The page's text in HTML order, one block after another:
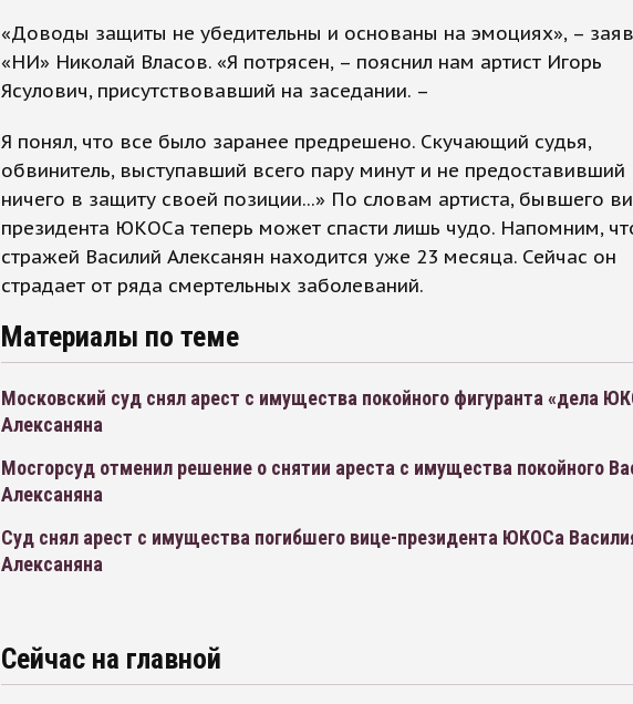
«Доводы защиты не убедительны и основаны на эмоциях», –
«НИ» Николай Власов. «Я потрясен, – пояснил нам артист Игорь
Ясулович, присутствовавший на заседании. –
Я понял, что все было заранее предрешено. Скучающий судья,
обвинитель, выступавший всего пару минут и не предоставивший
ничего в защиту своей позиции...» По словам артиста, бывшего
президента ЮКОСа теперь может спасти лишь чудо. Напомним,
стражей Василий Алексанян находится уже 23 месяца. Сейчас он
страдает от ряда смертельных заболеваний.
Материалы по теме
Московский суд снял арест с имущества покойного фигуранта «дела
Алексаняна
Мосгорсуд отменил решение о снятии ареста с имущества покойного
Алексаняна
Суд снял арест с имущества погибшего вице-президента ЮКОСа
Алексаняна
Сейчас на главной